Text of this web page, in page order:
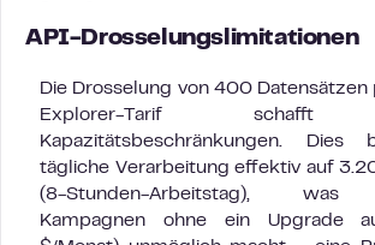
API-Drosselungslimitationen
Die Drosselung von 400 Datensätzen
Explorer-Tarif schafft
Kapazitätsbeschränkungen. Dies
tägliche Verarbeitung effektiv auf
(8-Stunden-Arbeitstag), was
Kampagnen ohne ein Upgrade